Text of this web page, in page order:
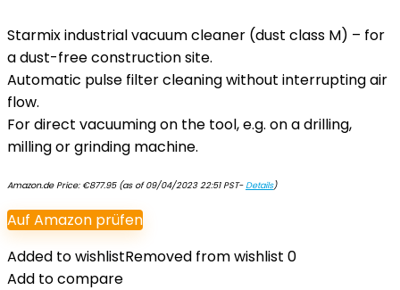
Starmix industrial vacuum cleaner (dust class M) – for
a dust-free construction site.
Automatic pulse filter cleaning without interrupting air
flow.
For direct vacuuming on the tool, e.g. on a drilling,
milling or grinding machine.
Amazon.de Price: €877.95(as of 09/04/2023 22:51 PST-Details)
Auf Amazon prüfen
Added to wishlistRemoved from wishlist 0
Add to compare